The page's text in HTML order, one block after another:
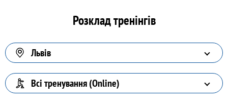
Розклад тренінгів
Львів
Всі тренування (Online)